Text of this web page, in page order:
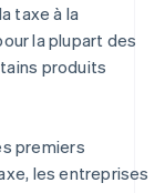
taxe à la
la plupart des
produits
premiers
les entreprises